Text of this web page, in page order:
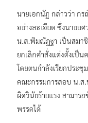
นายเอกนัฏ กล่าวว่า ก
อย่างละเอียด ซึ่งนายย
น.ส.พิมณัฎฐา เป็นสมา
ยกเลิกคำสั่งแต่งตั้งเป็
โดยตนกำลังเรียกประชุ
คณะกรรมการสอบ น.ส
ผิดวินัยร้ายแรง สามาร
พรรคได้